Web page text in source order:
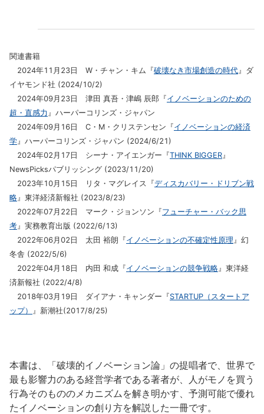
関連書籍
2024年11月23日 W・チャン・キム『破壊なき市場創造の時代』ダ
イヤモンド社 (2024/10/2)
2024年09月23日 津田 真吾・津嶋 辰郎『イノベーションのための
超・直感力 』ハーパーコリンズ・ジャパン
2024年09月16日 C・M・クリステンセン『イノベーションの経済
学』ハーパーコリンズ・ジャパン (2024/6/21)
2024年02月17日 シーナ・アイエンガー『THINK BIGGER』
NewsPicksパブリッシング (2023/11/20)
2023年10月15日 リタ・マグレイス『ディスカバリー・ドリブン戦
略』東洋経済新報社 (2023/8/23)
2022年07月22日 マーク・ジョンソン『フューチャー・バック思
考』実務教育出版 (2022/6/13)
2022年06月02日 太田 裕朗『イノベーションの不確定性原理』幻
冬舎 (2022/5/6)
2022年04月18日 内田 和成『イノベーションの競争戦略』東洋経
済新報社 (2022/4/8)
2018年03月19日 ダイアナ・キャンダー『STARTUP（スタートア
ップ） 』新潮社(2017/8/25)
本書は、「破壊的イノベーション論」の提唱者で、世界で
最も影響力のある経営学者である著者が、人がモノを買う
行為そのもののメカニズムを解き明かす、予測可能で優れ
たイノベーションの創り方を解説した一冊です。